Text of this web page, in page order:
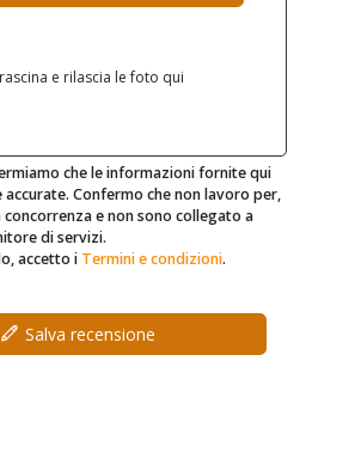
e rilascia le foto qui
che le informazioni fornite qui
accurate. Confermo che non lavoro per,
concorrenza e non sono collegato a
di servizi.
accetto i Termini e condizioni.
Salva recensione